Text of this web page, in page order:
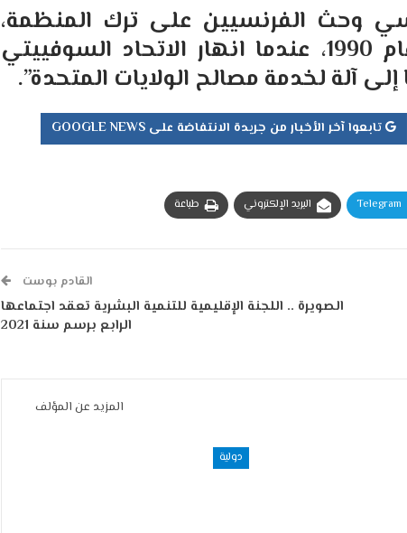
وحث الفرنسيين على ترك المنظمة،
وقال: “كان ينبغي حل الناتو في عام 1990، عندما انهار الاتحاد السوفييتي
آلة لخدمة مصالح الولايات المتحدة”.
تابعوا آخر الأخبار من جريدة الانتفاضة على GOOGLE NEWS
Telegram البريد الإلكتروني طباعة
القادم بوست
الصويرة .. اللجنة الإقليمية للتنمية البشرية تعقد اجتماعها
الرابع برسم سنة 2021
المزيد عن المؤلف
دولية